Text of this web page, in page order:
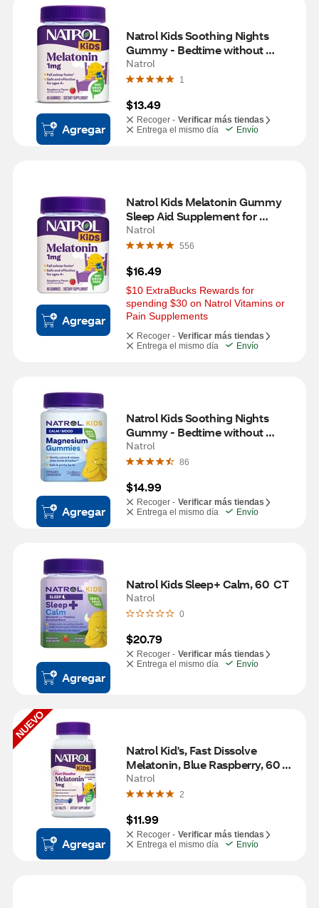
Agregar
Natrol Kids Soothing Nights
Gummy - Bedtime without
Melatonin, 60 CT
Natrol
1
$13.49
Recoger - Verificar más tiendas
Entrega el mismo día
Envío
Agregar
Natrol Kids Melatonin Gummy
Sleep Aid Supplement for
Children, Ages 4 and up
Gummies, Berry Flavored, 1 MG,
Natrol
556
$16.49
$10 ExtraBucks Rewards for
spending $30 on Natrol Vitamins or
Pain Supplements
Recoger - Verificar más tiendas
Entrega el mismo día
Envío
Agregar
Natrol Kids Soothing Nights
Gummy - Bedtime without
Melatonin, 30 CT
Natrol
86
$14.99
Recoger - Verificar más tiendas
Entrega el mismo día
Envío
Agregar
Natrol Kids Sleep+ Calm, 60  CT
Natrol
0
$20.79
Recoger - Verificar más tiendas
Entrega el mismo día
Envío
NUEVO
Agregar
Natrol Kid's, Fast Dissolve
Melatonin, Blue Raspberry, 60
CT
Natrol
2
$11.99
Recoger - Verificar más tiendas
Entrega el mismo día
Envío